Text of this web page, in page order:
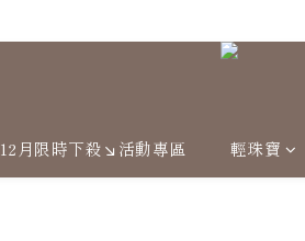
12月限時下殺↘活動專區 輕珠寶